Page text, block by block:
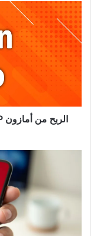
الربح
من
أمازون
KDP:
دليل
شامل
للمبتدئين
دخل
سلبي
المغرب: